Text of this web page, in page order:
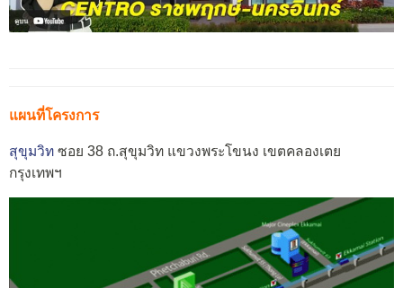
แผนที่โครงการ
สุขุมวิท ซอย 38 ถ.สุขุมวิท แขวงพระโขนง เขตคลองเตย
กรุงเทพฯ